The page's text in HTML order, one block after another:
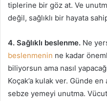
tiplerine bir göz at. Ve
değil, sağlıklı bir hayata
4. Sağlıklı beslenme. Ne
beslenmenin ne kadar
biliyorsun ama nasıl
Koçak’a kulak ver. Günde
sebze yemeyi unutma.